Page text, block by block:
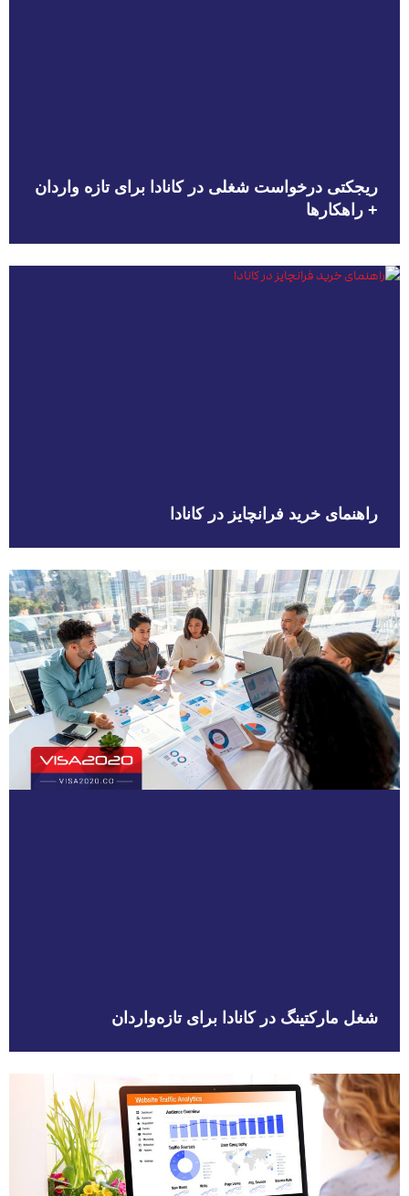
ریجکتی درخواست شغلی در کانادا برای تازه واردان
+ راهکارها
راهنمای خرید فرانچایز در کانادا
شغل مارکتینگ در کانادا برای تازه‌واردان